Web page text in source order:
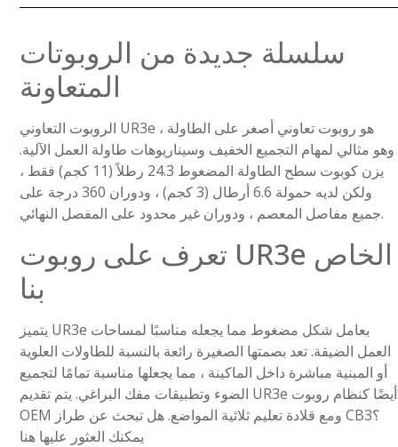
سلسلة جديدة من الروبوتات
المتعاونة
الروبوت التعاوني UR3e هو روبوت تعاوني أصغر على الطاولة ،
وهو مثالي لمهام التجميع الخفيف وسيناريوهات طاولة العمل الآلية.
يزن كوبوت سطح الطاولة المضغوط 24.3 رطلاً (11 كجم) فقط ،
ولكن لديه حمولة 6.6 أرطال (3 كجم) ، ودوران 360 درجة على
جميع مفاصل المعصم ، ودوران غير محدود على المفصل النهائي.
تعرف على روبوت UR3e الخاص
بنا
يتميز UR3e بعامل شكل مضغوط مما يجعله مناسبًا لمساحات
العمل الضيقة. تعد بصمتها الصغيرة رائعة بالنسبة للطاولات العلوية
أو المبنية مباشرة داخل الماكينة ، مما يجعلها مناسبة تمامًا لتجميع
الضوء وتطبيقات مفك البراغي. يتم تقديم UR3e أيضًا كنظام روبوت
OEM ومع قلادة تعليم ثلاثية المواضع. هل تبحث عن طراز CB3؟
يمكنك العثور عليها هنا